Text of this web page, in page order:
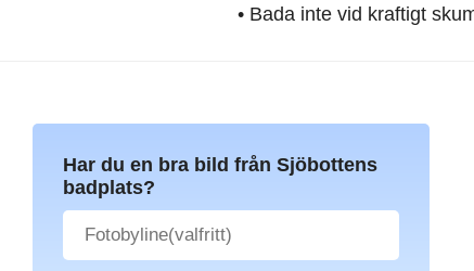
• Bada inte vid kraftigt
Har du en bra bild från Sjöbottens
badplats?